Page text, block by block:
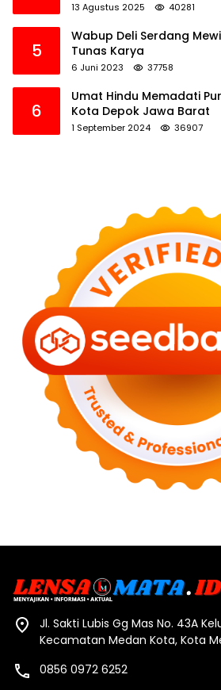
13 Agustus 2025 40281
5
Wabup Deli Serdang
Tunas Karya
6 Juni 2023 37758
6
Umat Hindu Memadati
Kota Depok Jawa Barat
1 September 2024 36907
Jl. Sakti Lubis Gg Mas No. 43A
Kecamatan Medan Kota, Kota
0856 0972 6252